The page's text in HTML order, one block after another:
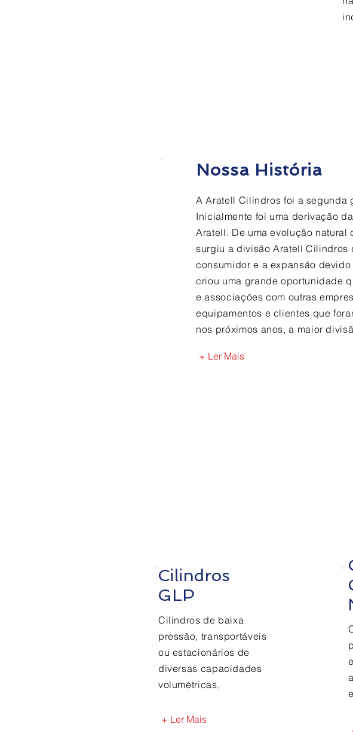
Cilindros
GLP
Cilindros de baixa
pressão, transportáveis
ou estacionários de
diversas capacidades
volumétricas,
+ Ler Mais
Nossa História
A Aratell Cilindros foi a segunda
Inicialmente foi uma derivação
Aratell. De uma evolução
surgiu a divisão Aratell Cilindros
consumidor e a expansão
criou uma grande oportunidade
e associações com outras
equipamentos e clientes que
nos próximos anos, a maior
+ Ler Mais